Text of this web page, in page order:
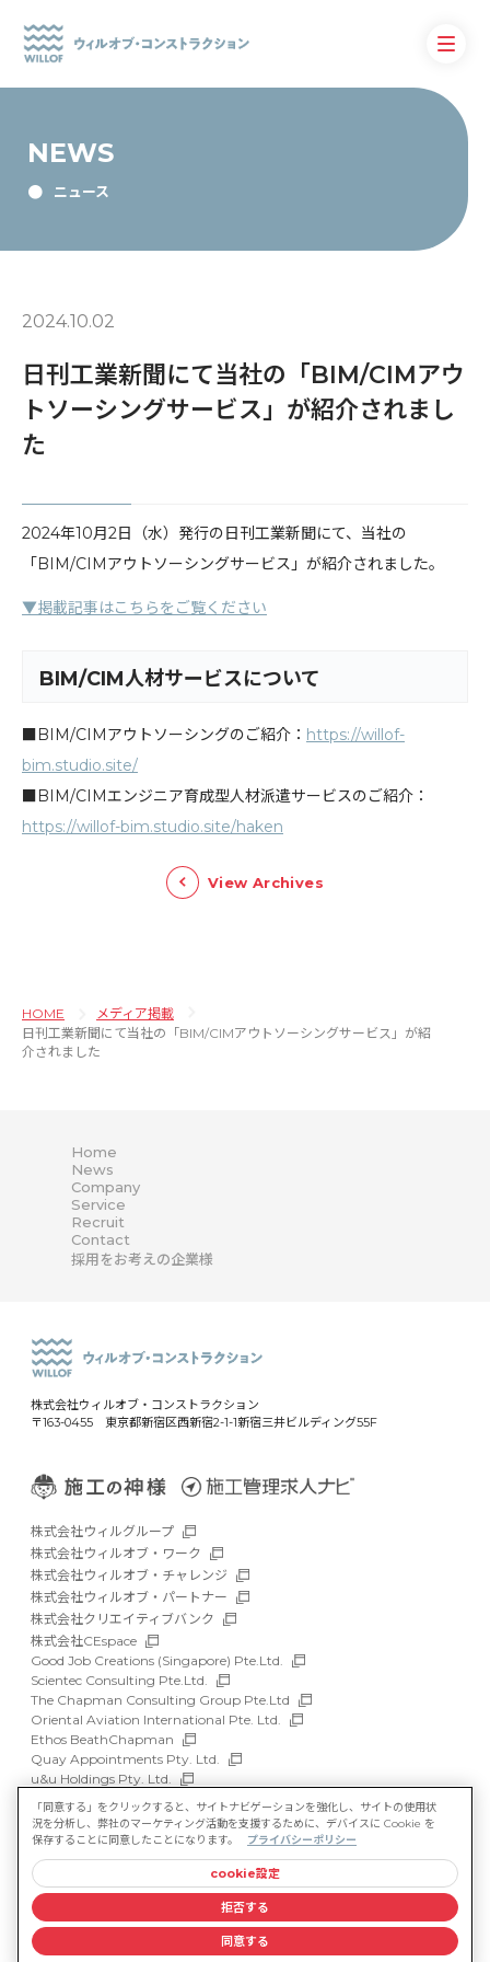
NEWS
ニュース
2024.10.02
日刊工業新聞にて当社の「BIM/CIMアウ
トソーシングサービス」が紹介されまし
た
2024年10月2日（水）発行の日刊工業新聞にて、当社の
「BIM/CIMアウトソーシングサービス」が紹介されました。
▼掲載記事はこちらをご覧ください
BIM/CIM人材サービスについて
■BIM/CIMアウトソーシングのご紹介： https://willof-
bim.studio.site/
■BIM/CIMエンジニア育成型人材派遣サービスのご紹介：
https://willof-bim.studio.site/haken
View Archives
HOME
メディア掲載
日刊工業新聞にて当社の「BIM/CIMアウトソーシングサービス」が紹
介されました
Home
News
Company
Service
Recruit
Contact
採用をお考えの企業様
株式会社ウィルオブ・コンストラクション
〒163-0455 東京都新宿区西新宿2-1-1新宿三井ビルディング55F
株式会社ウィルグループ
株式会社ウィルオブ・ワーク
株式会社ウィルオブ・チャレンジ
株式会社ウィルオブ・パートナー
株式会社クリエイティブバンク
株式会社CEspace
Good Job Creations (Singapore) Pte.Ltd.
Scientec Consulting Pte.Ltd.
The Chapman Consulting Group Pte.Ltd
Oriental Aviation International Pte. Ltd.
Ethos BeathChapman
Quay Appointments Pty. Ltd.
u&u Holdings Pty. Ltd.
DFP Recruitment Holdings Pty. Ltd.
Asia Recruit Holdings Sdn.Bhd.
WILLOF Vietnam Company Limited
サイトマップ
マルチステークホルダー方針
情報セキュリティ基本方針
プライバシーポリシー
「同意する」をクリックすると、サイトナビゲーションを強化し、サイトの使用状
況を分析し、弊社のマーケティング活動を支援するために、デバイスに Cookie を
保存することに同意したことになります。
プライバシーポリシー
cookie設定
拒否する
同意する